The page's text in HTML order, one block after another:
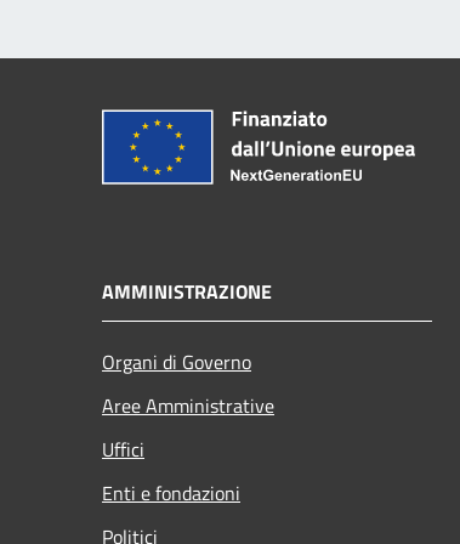
AMMINISTRAZIONE
Organi di Governo
Aree Amministrative
Uffici
Enti e fondazioni
Politici